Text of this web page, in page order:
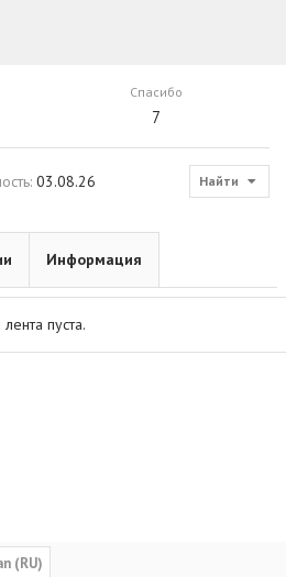
Спасибо
7
03.08.26 Найти
Информация
пуста.
(RU)